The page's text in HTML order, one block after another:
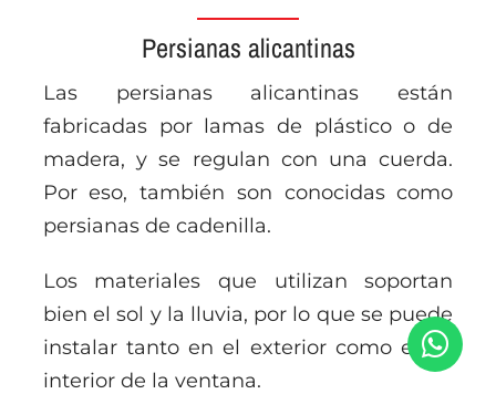
Persianas alicantinas
Las persianas alicantinas están
fabricadas por lamas de plástico o de
madera, y se regulan con una cuerda.
Por eso, también son conocidas como
persianas de cadenilla.
Los materiales que utilizan soportan
bien el sol y la lluvia, por lo que se puede
instalar tanto en el exterior como en el
interior de la ventana.